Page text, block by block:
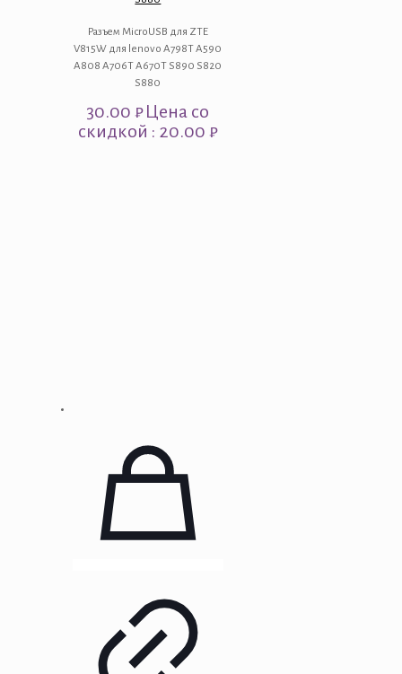
Разъем MicroUSB для ZTE
V815W для lenovo A798T A590
A808 A706T A670T S890 S820
S880
30.00₽Цена со
скидкой : 20.00 ₽